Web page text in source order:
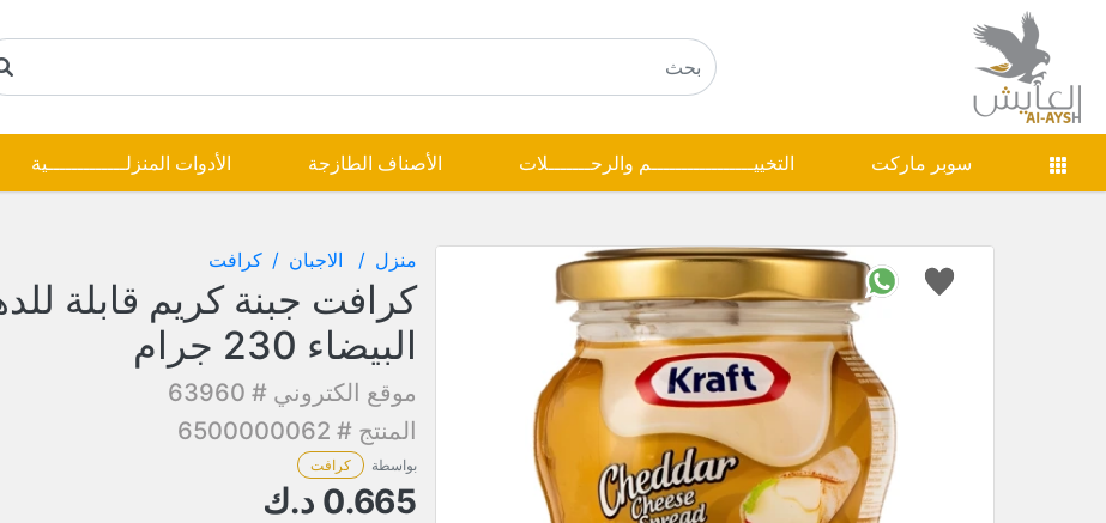
سوبر ماركت التخييـــــــــــــــــم والرحـــــــلات الأصناف الطازجة الأدوات المنزلـــــــــــــية
منزل الاجبان كرافت
كرافت جبنة كريم قابلة
البيضاء 230 جرام
موقع الكتروني # 63960
المنتج # 6500000062
بواسطة كرافت
0.665 د.ك